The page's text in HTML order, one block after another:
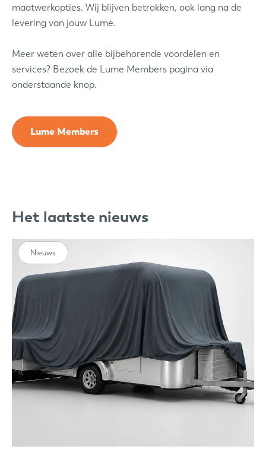
maatwerkopties. Wij blijven betrokken, ook lang na de
levering van jouw Lume.
Meer weten over alle bijbehorende voordelen en
services? Bezoek de Lume Members pagina via
onderstaande knop.
Lume Members
Het laatste nieuws
Nieuws